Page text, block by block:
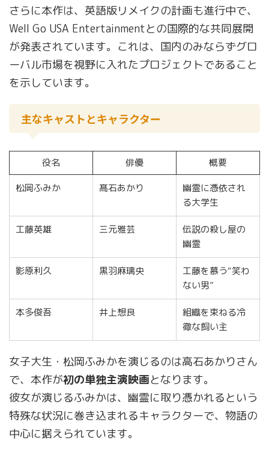
さらに本作は、英語版リメイクの計画も進行中で、
Well Go USA Entertainmentとの国際的な共同展開
が発表されています。これは、国内のみならずグロ
ーバル市場を視野に入れたプロジェクトであること
を示しています。
主なキャストとキャラクター
役名 俳優
概要
松岡ふみか
髙石あかり
幽霊に憑依され
る大学生
工藤英雄 三元雅芸
伝説の殺し屋の
幽霊
影原利久 黒羽麻璃央
工藤を慕う“笑わ
ない男”
本多俊吾 井上想良
組織を束ねる冷
徹な飼い主
女子大生・松岡ふみかを演じるのは高石あかりさん
で、本作が初の単独主演映画となります。
彼女が演じるふみかは、幽霊に取り憑かれるという
特殊な状況に巻き込まれるキャラクターで、物語の
中心に据えられています。